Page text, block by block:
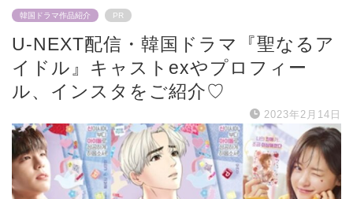
韓国ドラマ作品紹介 PR
U-NEXT配信・韓国ドラマ『聖なるア
イドル』キャストexやプロフィー
ル、インスタをご紹介♡
2023年2月14日